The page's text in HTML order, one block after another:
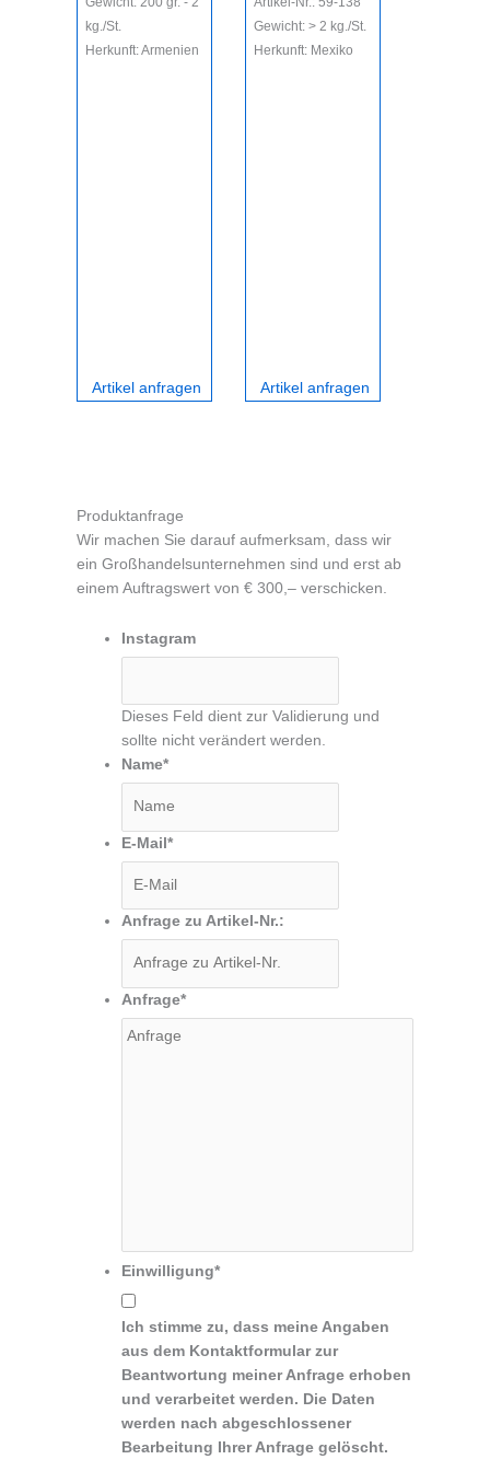
kg./St.
Herkunft: Armenien
Artikel anfragen
Gewicht: > 2 kg./St.
Herkunft: Mexiko
Artikel anfragen
Produktanfrage
Wir machen Sie darauf aufmerksam, dass wir
ein Großhandelsunternehmen sind und erst ab
einem Auftragswert von € 300,– verschicken.
Instagram
Dieses Feld dient zur Validierung und
sollte nicht verändert werden.
Name*
E-Mail*
Anfrage zu Artikel-Nr.:
Anfrage*
Einwilligung*
Ich stimme zu, dass meine Angaben
aus dem Kontaktformular zur
Beantwortung meiner Anfrage erhoben
und verarbeitet werden. Die Daten
werden nach abgeschlossener
Bearbeitung Ihrer Anfrage gelöscht.